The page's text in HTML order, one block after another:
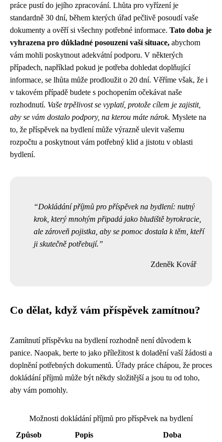
práce pustí do jejího zpracování. Lhůta pro vyřízení je
standardně 30 dní, během kterých úřad pečlivě posoudí vaše
dokumenty a ověří si všechny potřebné informace. Tato doba je
vyhrazena pro důkladné posouzení vaší situace, abychom
vám mohli poskytnout adekvátní podporu. V některých
případech, například pokud je potřeba dohledat doplňující
informace, se lhůta může prodloužit o 20 dní. Věříme však, že i
v takovém případě budete s pochopením očekávat naše
rozhodnutí. Vaše trpělivost se vyplatí, protože cílem je zajistit,
aby se vám dostalo podpory, na kterou máte nárok. Myslete na
to, že příspěvek na bydlení může výrazně ulevit vašemu
rozpočtu a poskytnout vám potřebný klid a jistotu v oblasti
bydlení.
Dokládání příjmů pro příspěvek na bydlení: nutný
krok, který mnohým připadá jako bludiště byrokracie,
ale zároveň pojistka, aby se pomoc dostala k těm, kteří
ji skutečně potřebují.
Zdeněk Kovář
Co dělat, když vám příspěvek zamítnou?
Zamítnutí příspěvku na bydlení rozhodně není důvodem k
panice. Naopak, berte to jako příležitost k doladění vaší žádosti a
doplnění potřebných dokumentů. Úřady práce chápou, že proces
dokládání příjmů může být někdy složitější a jsou tu od toho,
aby vám pomohly.
Možnosti dokládání příjmů pro příspěvek na bydlení
Způsob
Popis
Doba